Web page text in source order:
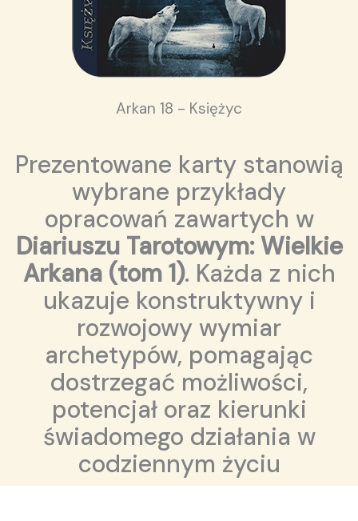
Arkan 18 - Księżyc
Prezentowane karty stanowią
wybrane przykłady
opracowań zawartych w
Diariuszu Tarotowym: Wielkie
Arkana (tom 1). Każda z nich
ukazuje konstruktywny i
rozwojowy wymiar
archetypów, pomagając
dostrzegać możliwości,
potencjał oraz kierunki
świadomego działania w
codziennym życiu